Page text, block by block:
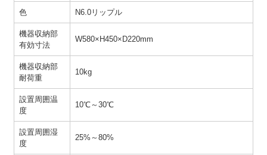
色 N6.0リップル
機器収納部
有効寸法
W580×H450×D220mm
機器収納部
耐荷重
10kg
設置周囲温
度
10℃～30℃
設置周囲湿
度
25%～80%